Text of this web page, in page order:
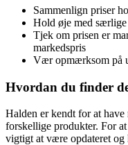
Sammenlign priser
Hold øje med særlige
Tjek om prisen er
markedspris
Vær opmærksom på
Hvordan du finder
Halden er kendt for at
forskellige produkter. For
vigtigt at være opdateret